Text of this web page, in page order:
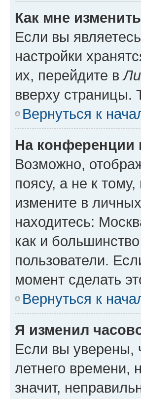
Как мне
Если вы
настройки
их, перейдите в
вверху страницы.
Вернуться к
На конференции
Возможно,
поясу, а не к
измените в
находитесь:
как и
пользователи.
момент сделать
Вернуться к
Я изменил
Если вы уверены,
летнего времени,
значит,